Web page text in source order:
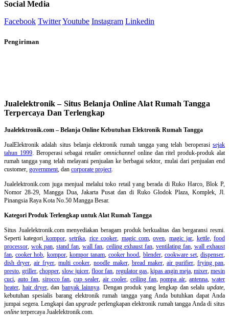
Social Media
Facebook TwitterYoutube Instagram Linkedin
Pengiriman
Jualelektronik – Situs Belanja Online Alat Rumah Tangga
Terpercaya Dan Terlengkap
Jualelektronik.com – Belanja Online Kebutuhan Elektronik Rumah Tangga
JualElektronik adalah situs belanja elektronik rumah tanggayang telah beroperasisejak
tahun 1999. Beroperasi sebagai retaileromnichannel online dan ritel produk-produk alat
rumah tangga yang telah melayani penjualan ke berbagai sektor, mulai dari penjualan end
customer, government , dan corporate project
Jualelektronik.com juga menjual melalui toko retail yang berada di Ruko Harco, Blok P,
Nomor 28-29, Mangga Dua, Jakarta Pusat dan di Ruko Glodok Plaza, Komplek, Jl.
Pinangsia Raya Kota No.50 Mangga Besar.
Kategori Produk Terlengkap untuk Alat Rumah Tangga
Situs Jualelektronik.com menyediakan beragam produk berkualitas dan bergaransi resmi.
Seperti kategori kompor,setrika rice cooker magic com,oven magic jar kettle,food
processor ,wok pan ,stand fan ,wall fan ceiling exhaust fan, ventilating fan, wall exhaust
fan ,cooker hob kompor, kompor tanam,cooker hood blender, cookware set,dispenser
dish dryer ,air fryer ,multi cooker ,noodle maker, bread maker, air purifier, frying pan
presto ,griller ,chopper ,slow juicer ,floor fan regulator gas, kipas angin meja, mixer,mesin
cuci auto fan, sirocco fan ,cup sealer ,air cooler, ceiling fan,pompa air ,antenna ,water
heater hair dryer, dan banyak lainnya. Dengan produk yang lengkap dan selalu update
kebutuhan spesialis barang elektronik rumah tangga yang Anda butuhkan dapat Anda
jumpai segera. Lengkapi danupgrade perlengkapan elektronik rumah tangga Anda di situs
online terpercaya Jualelektronik.com.